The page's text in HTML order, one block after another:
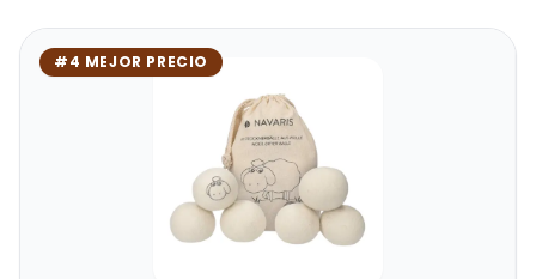
#4 MEJOR PRECIO